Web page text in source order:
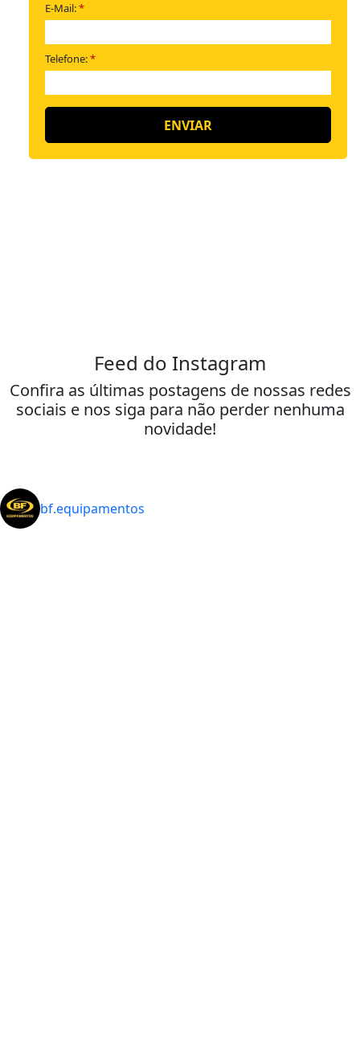
E-Mail:*
Telefone:*
Feed do Instagram
Confira as últimas postagens de nossas redes
sociais e nos siga para não perder nenhuma
novidade!
bf.equipamentos